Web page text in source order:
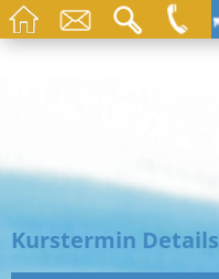
Kurstermin Details